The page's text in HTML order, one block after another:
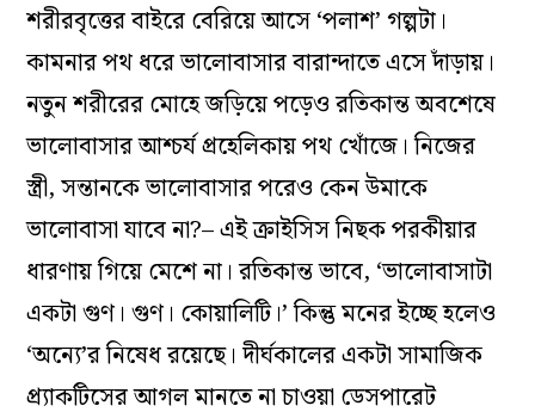
শরীরবৃত্তের বাইরে বেরিয়ে আসে ‘পলাশ’ গল্পটা।
কামনার পথ ধরে ভালোবাসার বারান্দাতে এসে দাঁড়ায়।
নতুন শরীরের মোহে জড়িয়ে পড়েও রতিকান্ত অবশেষে
ভালোবাসার আশ্চর্য প্রহেলিকায় পথ খোঁজে। নিজের
স্ত্রী, সন্তানকে ভালোবাসার পরেও কেন উমাকে
ভালোবাসা যাবে না?– এই ক্রাইসিস নিছক পরকীয়ার
ধারণায় গিয়ে মেশে না। রতিকান্ত ভাবে, ‘ভালোবাসাটা
একটা গুণ। গুণ। কোয়ালিটি।’ কিন্তু মনের ইচ্ছে হলেও
‘অন্যে’র নিষেধ রয়েছে। দীর্ঘকালের একটা সামাজিক
প্র্যাকটিসের আগল মানতে না চাওয়া ডেসপারেট